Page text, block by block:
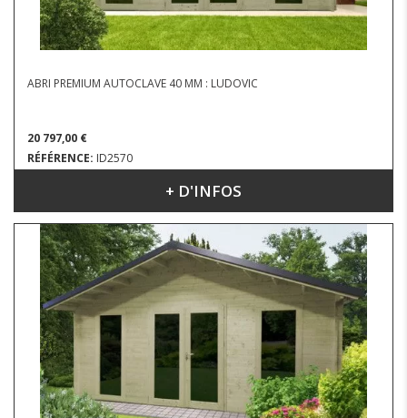
ABRI PREMIUM AUTOCLAVE 40 MM : LUDOVIC
20 797,00 €
RÉFÉRENCE: ID2570
DIMENSIONS : 5.96 X 5.42 M+ D'INFOS